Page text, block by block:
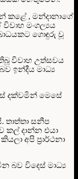
කළේ , මන්දානාගේ
මංගල්‍යය
ගොඳුරු වූ
විවාහ උත්සවය
ඉන්දීය මාධ්‍ය
දක්වමින් මෙසේ
තාත්තා සනීප
කල් දාන්න එයා
අපි ප්‍රාර්ථනා
බව විදෙස් මාධ්‍ය